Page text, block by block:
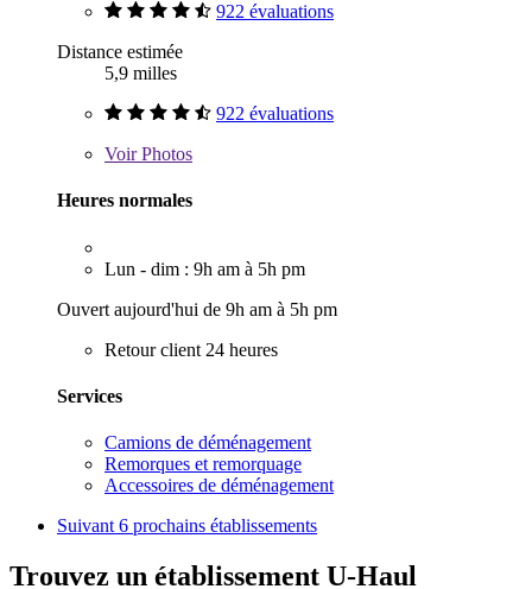
922 évaluations
Distance estimée
5,9 milles
922 évaluations
VoirPhotos
Heures normales
Lun - dim : 9h am à 5h pm
Ouvert aujourd'hui de 9h am à 5h pm
Retour client 24 heures
Services
Camions de déménagement
Remorques et remorquage
Accessoires de déménagement
Suivant 6 prochains établissements
Trouvez un établissement U-Haul